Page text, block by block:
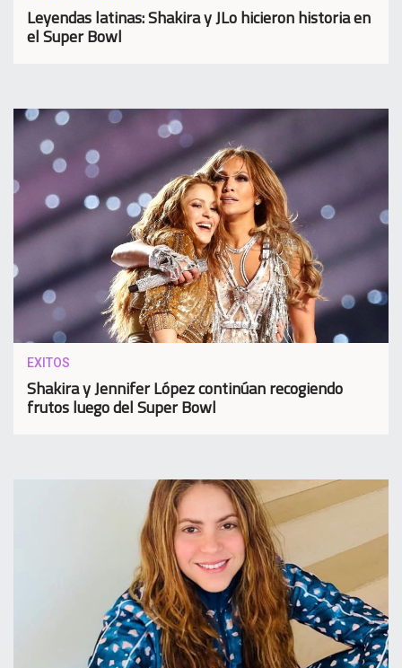
Leyendas latinas: Shakira y JLo hicieron historia en
el Super Bowl
EXITOS
Shakira y Jennifer López continúan recogiendo
frutos luego del Super Bowl